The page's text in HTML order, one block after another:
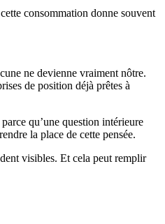
consommation donne souvent
ne devienne vraiment nôtre.
de position déjà prêtes à
qu’une question intérieure
la place de cette pensée.
visibles. Et cela peut remplir